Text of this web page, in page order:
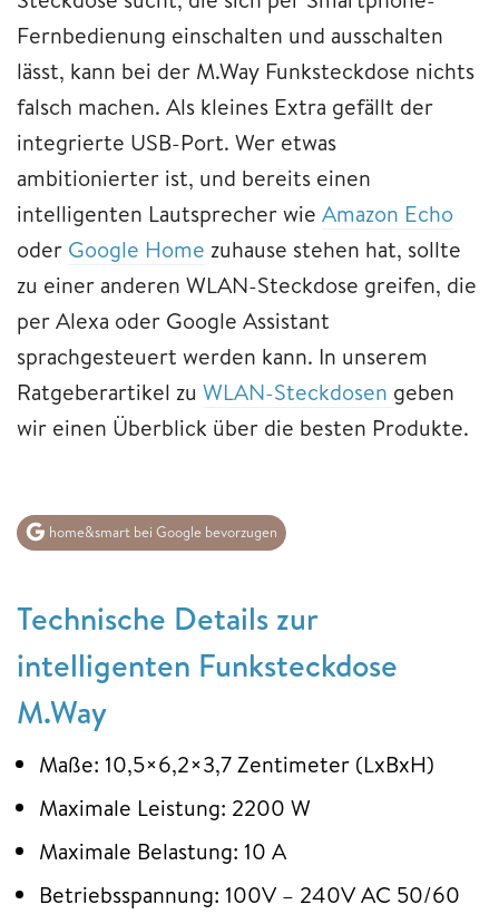
Fernbedienung einschalten und ausschalten
lässt, kann bei der M.Way Funksteckdose nichts
falsch machen. Als kleines Extra gefällt der
integrierte USB-Port. Wer etwas
ambitionierter ist, und bereits einen
intelligenten Lautsprecher wie Amazon Echo
oder Google Home zuhause stehen hat, sollte
zu einer anderen WLAN-Steckdose greifen, die
per Alexa oder Google Assistant
sprachgesteuert werden kann. In unserem
Ratgeberartikel zu WLAN-Steckdosen geben
wir einen Überblick über die besten Produkte.
home&smart bei Google bevorzugen
Technische Details zur
intelligenten Funksteckdose
M.Way
Maße: 10,5×6,2×3,7 Zentimeter (LxBxH)
Maximale Leistung: 2200 W
Maximale Belastung: 10 A
Betriebsspannung: 100V – 240V AC 50/60